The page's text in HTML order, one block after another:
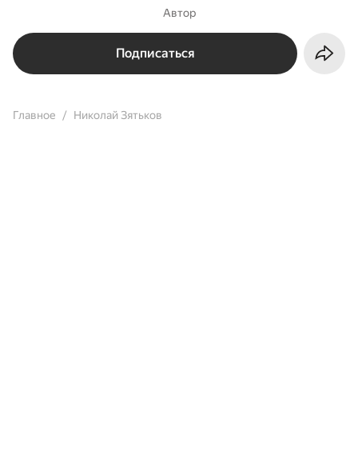
Автор
Подписаться
Главное Николай Зятьков